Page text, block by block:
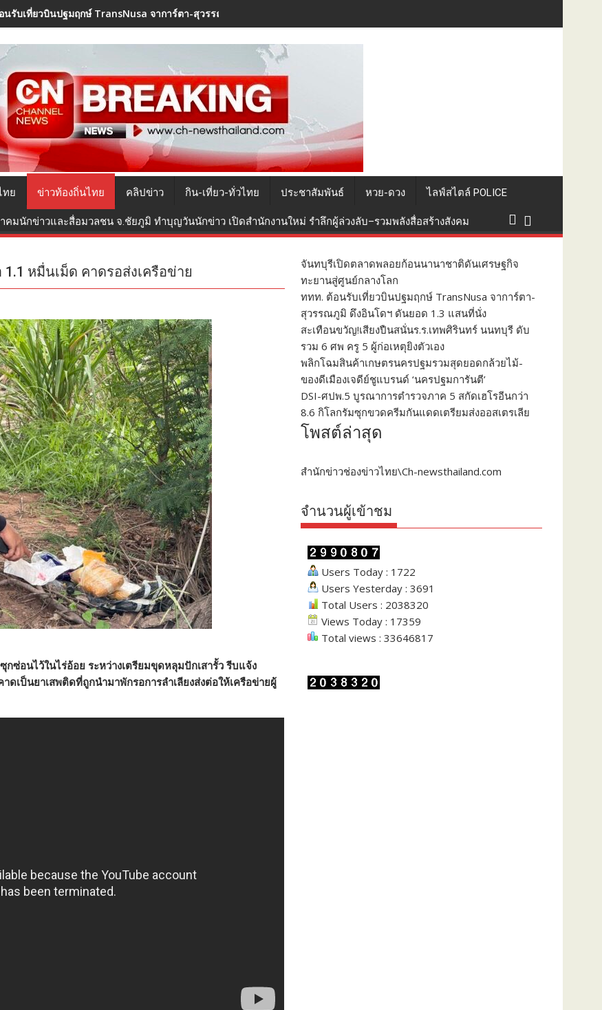
นรับเที่ยวบินปฐมฤกษ์ TransNusa จาการ์ตา-สุวรรณภูมิ ดึงอินโดฯ ดันยอด 1.3 แสนที่นั่ง
ทย ข่าวท้องถิ่นไทย คลิปข่าว กิน-เที่ยว-ทั่วไทย ประชาสัมพันธ์ หวย-ดวง ไลฟ์สไตล์ POLICE
คมนักข่าวและสื่อมวลชน จ.ชัยภูมิ ทำบุญวันนักข่าว เปิดสำนักงานใหม่ รำลึกผู้ล่วงลับ–รวมพลังสื่อสร้างสังคม
หมื่นเม็ด คาดรอส่งเครือข่าย
อนไว้ในไร่อ้อย ระหว่างเตรียมขุดหลุมปักเสารั้ว รีบแจ้ง
เป็นยาเสพติดที่ถูกนำมาพักรอการลำเลียงส่งต่อให้เครือข่ายผู้
จันทบุรีเปิดตลาดพลอยก้อนนานาชาติดันเศรษฐกิจ
ทะยานสู่ศูนย์กลางโลก
ททท. ต้อนรับเที่ยวบินปฐมฤกษ์ TransNusa จาการ์ตา-
สุวรรณภูมิ ดึงอินโดฯ ดันยอด 1.3 แสนที่นั่ง
สะเทือนขวัญ!เสียงปืนสนั่นร.ร.เทพศิรินทร์ นนทบุรี ดับ
รวม 6 ศพ ครู 5 ผู้ก่อเหตุยิงตัวเอง
พลิกโฉมสินค้าเกษตรนครปฐมรวมสุดยอดกล้วยไม้-
ของดีเมืองเจดีย์ชูแบรนด์ ‘นครปฐมการันตี’
DSI-ศปพ.5 บูรณาการตำรวจภาค 5 สกัดเฮโรอีนกว่า
8.6 กิโลกรัมซุกขวดครีมกันแดดเตรียมส่งออสเตรเลีย
โพสต์ล่าสุด
สำนักข่าวช่องข่าวไทย\Ch-newsthailand.com
จำนวนผู้เข้าชม
Users Today : 1722
Users Yesterday : 3691
Total Users : 2038320
Views Today : 17359
Total views : 33646817